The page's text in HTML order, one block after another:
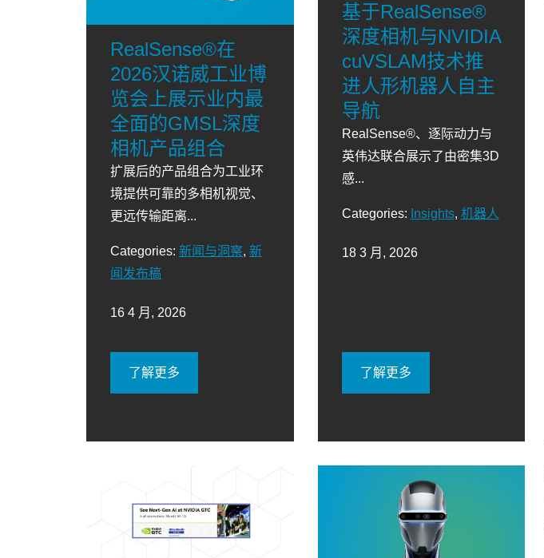
RealSense®在
2026汉诺威工业博
览会上展示业内最
全面的GMSL深度
相机产品组合
扩展后的产品组合为工业环
境提供可靠的多相机视觉、
更远传输距离...
Categories: 新闻与洞察, 新
闻发布稿
16 4 月, 2026
了解更多
基于RealSense®
深度相机与NVIDIA
cuVSLAM技术推
进人形机器人自主
导航
RealSense®、逐际动力与
英伟达联合展示了由密集3D
感...
Categories: Insights, 机器人
18 3 月, 2026
了解更多